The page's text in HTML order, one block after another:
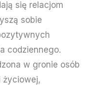
się relacjom
sobie
codziennego.
w gronie osób
życiowej,